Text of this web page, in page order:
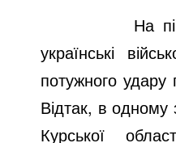
y
V
На
українські
потужного удару
Відтак, в одному
Курської